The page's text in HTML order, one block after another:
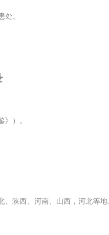
。
）。
陕西、河南、山西，河北等地